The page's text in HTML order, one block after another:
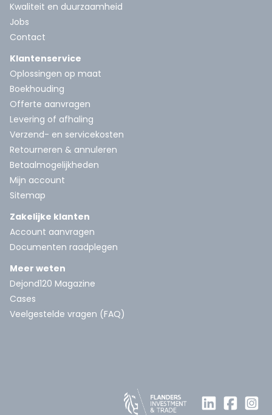
Kwaliteit en duurzaamheid
Jobs
Contact
Klantenservice
Oplossingen op maat
Boekhouding
Offerte aanvragen
Levering of afhaling
Verzend- en servicekosten
Retourneren & annuleren
Betaalmogelijkheden
Mijn account
Sitemap
Zakelijke klanten
Account aanvragen
Documenten raadplegen
Meer weten
Dejond120 Magazine
Cases
Veelgestelde vragen (FAQ)